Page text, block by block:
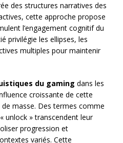
des structures narratives des
cette approche propose
l’engagement cognitif du
privilégie les ellipses, les
multiples pour maintenir
du gaming dans les
croissante de cette
masse. Des termes comme
unlock » transcendent leur
progression et
variés. Cette